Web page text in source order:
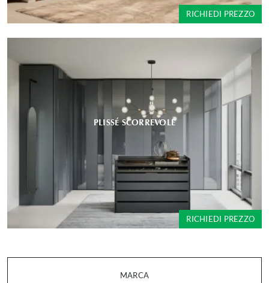
MARCA
RICHIEDI PREZZO
PLISSÉ SCORREVOLE
RICHIEDI PREZZO